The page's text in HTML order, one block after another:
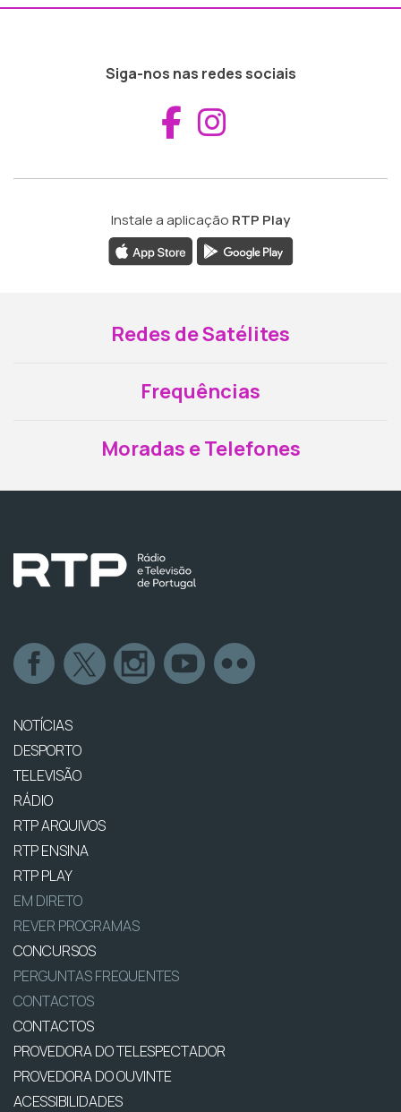
Siga-nos nas redes sociais
Aceder ao
Instale a aplicação RTP Play
Redes de Satélites
Frequências
Moradas e Telefones
NOTÍCIAS
DESPORTO
TELEVISÃO
RÁDIO
RTP ARQUIVOS
RTP ENSINA
RTP PLAY
EM DIRETO
REVER PROGRAMAS
CONCURSOS
PERGUNTAS FREQUENTES
CONTACTOS
CONTACTOS
PROVEDORA DO TELESPECTADOR
PROVEDORA DO OUVINTE
ACESSIBILIDADES